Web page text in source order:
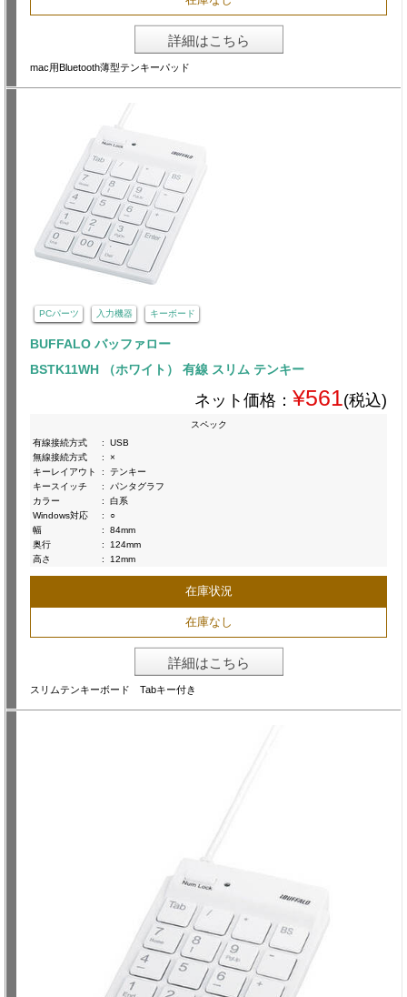
詳細はこちら
mac用Bluetooth薄型テンキーパッド
PCパーツ 入力機器 キーボード
BUFFALO バッファロー
BSTK11WH （ホワイト） 有線 スリム テンキー
ネット価格： ¥561(税込)
スペック
有線接続方式
:
USB
無線接続方式
:
×
キーレイアウト
:
テンキー
キースイッチ
:
パンタグラフ
カラー
:
白系
Windows対応
:
○
幅
:
84mm
奥行
:
124mm
高さ
: 12mm
在庫状況
在庫なし
詳細はこちら
スリムテンキーボード Tabキー付き